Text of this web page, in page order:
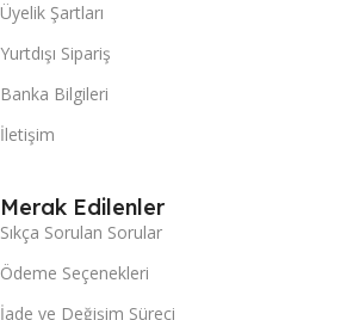
Üyelik Şartları
Yurtdışı Sipariş
Banka Bilgileri
İletişim
Merak Edilenler
Sıkça Sorulan Sorular
Ödeme Seçenekleri
İade ve Değişim Süreci